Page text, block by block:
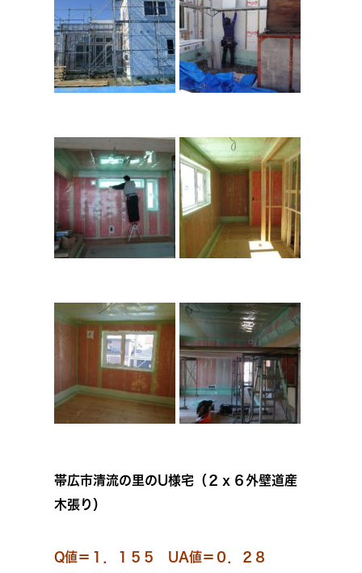
帯広市清流の里のU様宅（２ｘ６外壁道産
木張り）
Q値＝１．１５５ UA値＝０．２８